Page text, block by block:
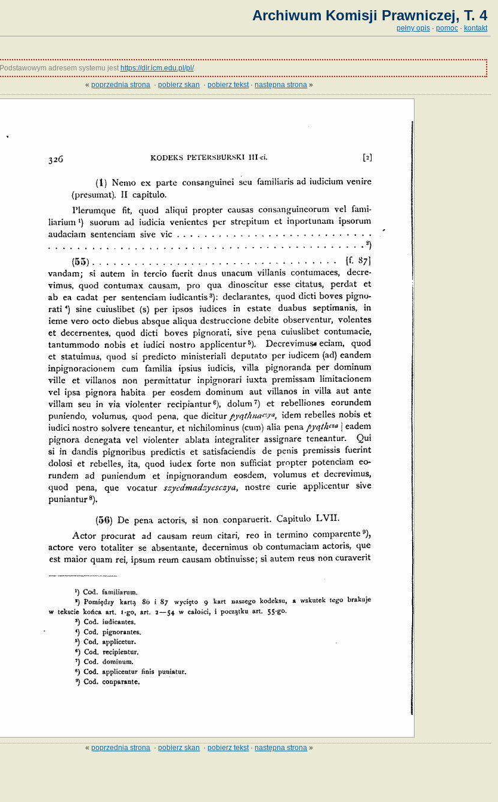
Archiwum Komisji Prawniczej, T. 4
pełny opis · pomoc · kontakt
Podstawowym adresem systemu jest https://dir.icm.edu.pl/pl/.
«poprzednia strona ·pobierz skan ·pobierz tekst·następna strona »
«poprzednia strona ·pobierz skan ·pobierz tekst·następna strona »